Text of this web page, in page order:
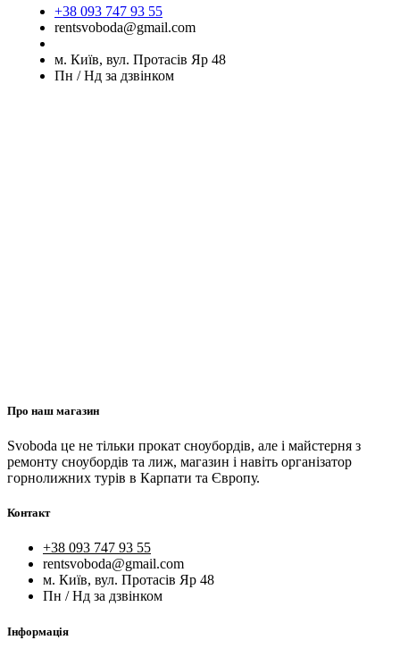
+38 093 747 93 55
rentsvoboda@gmail.com
м. Київ, вул. Протасів Яр 48
Пн / Нд за дзвінком
Про наш магазин
Svoboda це не тільки прокат сноубордів, але і майстерня з
ремонту сноубордів та лиж, магазин і навіть організатор
горнолижних турів в Карпати та Європу.
Контакт
+38 093 747 93 55
rentsvoboda@gmail.com
м. Київ, вул. Протасів Яр 48
Пн / Нд за дзвінком
Інформація